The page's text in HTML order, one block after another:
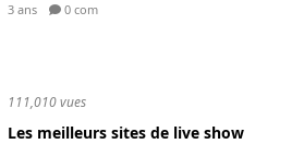
3 ans 0 com
111,010 vues
Les meilleurs sites de live show